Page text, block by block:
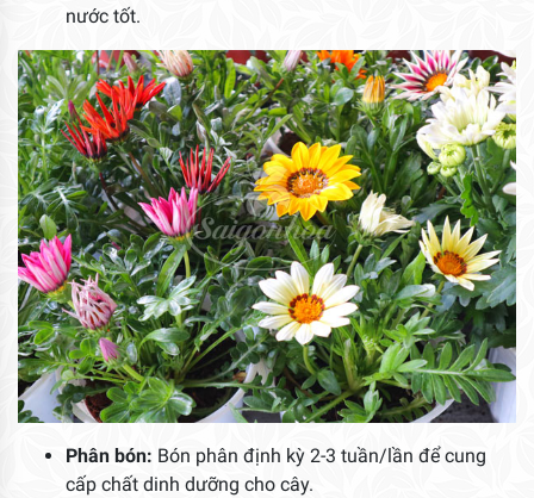
nước tốt.
Phân bón: Bón phân định kỳ 2-3 tuần/lần để cung
cấp chất dinh dưỡng cho cây.